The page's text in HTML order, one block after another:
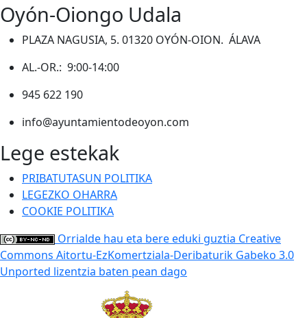
Oyón-Oiongo Udala
PLAZA NAGUSIA, 5. 01320 OYÓN-OION. ÁLAVA
AL.-OR.: 9:00-14:00
945 622 190
info@ayuntamientodeoyon.com
Lege estekak
PRIBATUTASUN POLITIKA
LEGEZKO OHARRA
COOKIE POLITIKA
Orrialde hau eta bere eduki guztia Creative
Commons Aitortu-EzKomertziala-Deribaturik Gabeko 3.0
Unported lizentzia baten pean dago